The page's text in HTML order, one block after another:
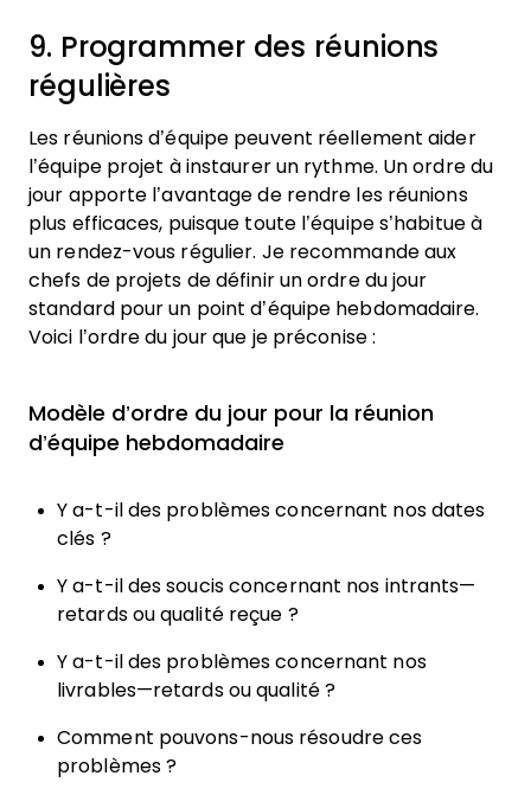
9. Programmer des réunions
régulières
Les réunions d’équipe peuvent réellement aider
l’équipe projet à instaurer un rythme. Un ordre du
jour apporte l’avantage de rendre les réunions
plus efficaces, puisque toute l’équipe s’habitue à
un rendez-vous régulier. Je recommande aux
chefs de projets de définir un ordre du jour
standard pour un point d’équipe hebdomadaire.
Voici l’ordre du jour que je préconise :
Modèle d’ordre du jour pour la réunion
d’équipe hebdomadaire
Y a-t-il des problèmes concernant nos dates
clés ?
Y a-t-il des soucis concernant nos intrants—
retards ou qualité reçue ?
Y a-t-il des problèmes concernant nos
livrables—retards ou qualité ?
Comment pouvons-nous résoudre ces
problèmes ?